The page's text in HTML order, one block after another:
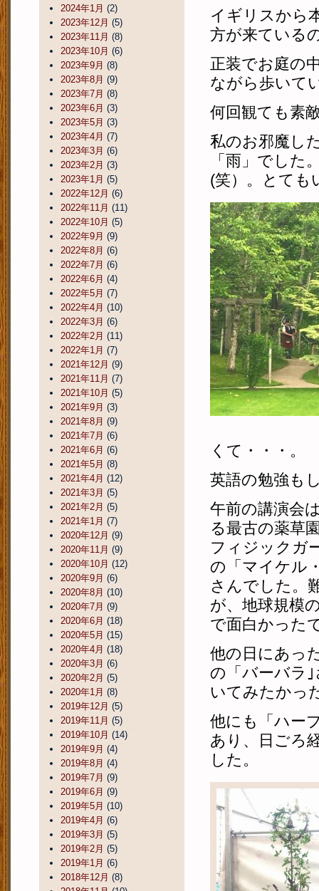
イギリスから
方が来ている
正装でお庭の
ながら歩いて
何回観ても素
私のお邪魔し
「雨」でした
(笑）。とて
くて・・・。
英語の勉強も
午前の講演会
る最古の薬草
フィジックガ
の「マイケル
さんでした。
が、地球規模
で面白かった
他の日にあっ
の「バーバラ
いてみたかっ
他にも「ハー
あり、日ごろ
した。
2024年1月 (2)
2023年12月 (5)
2023年11月 (8)
2023年10月 (6)
2023年9月 (8)
2023年8月 (9)
2023年7月 (8)
2023年6月 (3)
2023年5月 (3)
2023年4月 (7)
2023年3月 (6)
2023年2月 (3)
2023年1月 (5)
2022年12月 (6)
2022年11月 (11)
2022年10月 (5)
2022年9月 (9)
2022年8月 (6)
2022年7月 (6)
2022年6月 (4)
2022年5月 (7)
2022年4月 (10)
2022年3月 (6)
2022年2月 (11)
2022年1月 (7)
2021年12月 (9)
2021年11月 (7)
2021年10月 (5)
2021年9月 (3)
2021年8月 (9)
2021年7月 (6)
2021年6月 (6)
2021年5月 (8)
2021年4月 (12)
2021年3月 (5)
2021年2月 (5)
2021年1月 (7)
2020年12月 (9)
2020年11月 (9)
2020年10月 (12)
2020年9月 (6)
2020年8月 (10)
2020年7月 (9)
2020年6月 (18)
2020年5月 (15)
2020年4月 (18)
2020年3月 (6)
2020年2月 (5)
2020年1月 (8)
2019年12月 (5)
2019年11月 (5)
2019年10月 (14)
2019年9月 (4)
2019年8月 (4)
2019年7月 (9)
2019年6月 (9)
2019年5月 (10)
2019年4月 (6)
2019年3月 (5)
2019年2月 (5)
2019年1月 (6)
2018年12月 (8)